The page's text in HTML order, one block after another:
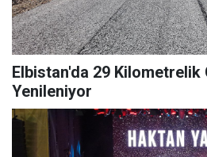
Elbistan'da 29 Kilometrelik
Yenileniyor